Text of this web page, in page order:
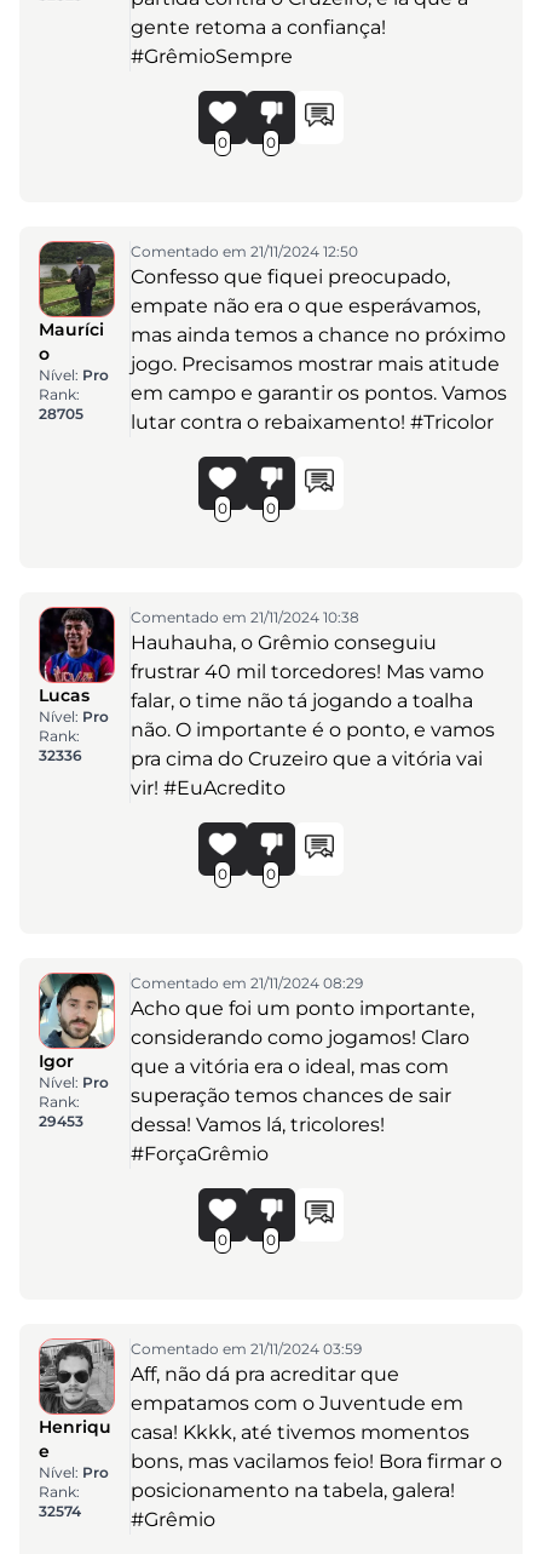
gente retoma a confiança!
#GrêmioSempre
0 0
Mauríci
o
Nível: Pro
Rank:
28705
Comentado em 21/11/2024 12:50
Confesso que fiquei preocupado,
empate não era o que esperávamos,
mas ainda temos a chance no próximo
jogo. Precisamos mostrar mais atitude
em campo e garantir os pontos. Vamos
lutar contra o rebaixamento! #Tricolor
0 0
Lucas
Nível: Pro
Rank:
32336
Comentado em 21/11/2024 10:38
Hauhauha, o Grêmio conseguiu
frustrar 40 mil torcedores! Mas vamo
falar, o time não tá jogando a toalha
não. O importante é o ponto, e vamos
pra cima do Cruzeiro que a vitória vai
vir! #EuAcredito
0 0
Igor
Nível: Pro
Rank:
29453
Comentado em 21/11/2024 08:29
Acho que foi um ponto importante,
considerando como jogamos! Claro
que a vitória era o ideal, mas com
superação temos chances de sair
dessa! Vamos lá, tricolores!
#ForçaGrêmio
0 0
Henriqu
e
Nível: Pro
Rank:
32574
Comentado em 21/11/2024 03:59
Aff, não dá pra acreditar que
empatamos com o Juventude em
casa! Kkkk, até tivemos momentos
bons, mas vacilamos feio! Bora firmar o
posicionamento na tabela, galera!
#Grêmio